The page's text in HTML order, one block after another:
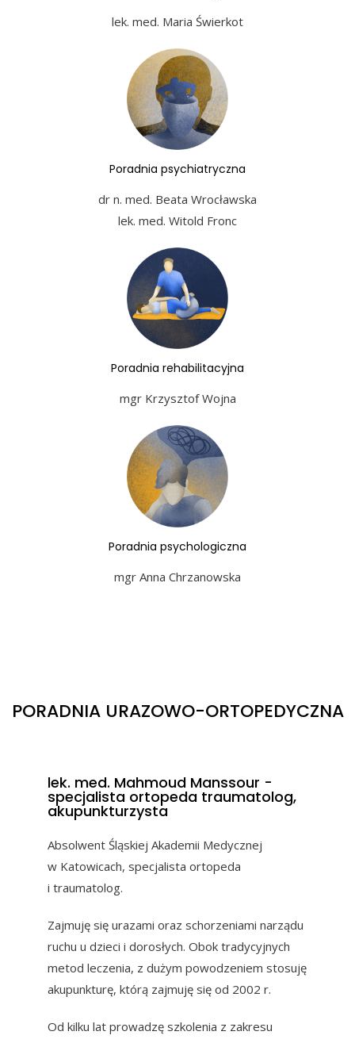
lek. med. Maria Świerkot
Poradnia psychiatryczna
dr n. med. Beata Wrocławska
lek. med. Witold Fronc
Poradnia rehabilitacyjna
mgr Krzysztof Wojna
Poradnia psychologiczna
mgr Anna Chrzanowska
PORADNIA URAZOWO-ORTOPEDYCZNA​
lek. med. Mahmoud Manssour -
specjalista ortopeda traumatolog,
akupunkturzysta
Absolwent Śląskiej Akademii Medycznej
w Katowicach, specjalista ortopeda
i traumatolog.
Zajmuję się urazami oraz schorzeniami narządu
ruchu u dzieci i dorosłych. Obok tradycyjnych
metod leczenia, z dużym powodzeniem stosuję
akupunkturę, którą zajmuję się od 2002 r.
Od kilku lat prowadzę szkolenia z zakresu